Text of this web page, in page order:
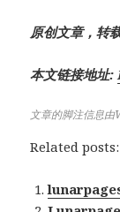
原创文章，转
本文链接地址:
文章的脚注信息
Related posts: